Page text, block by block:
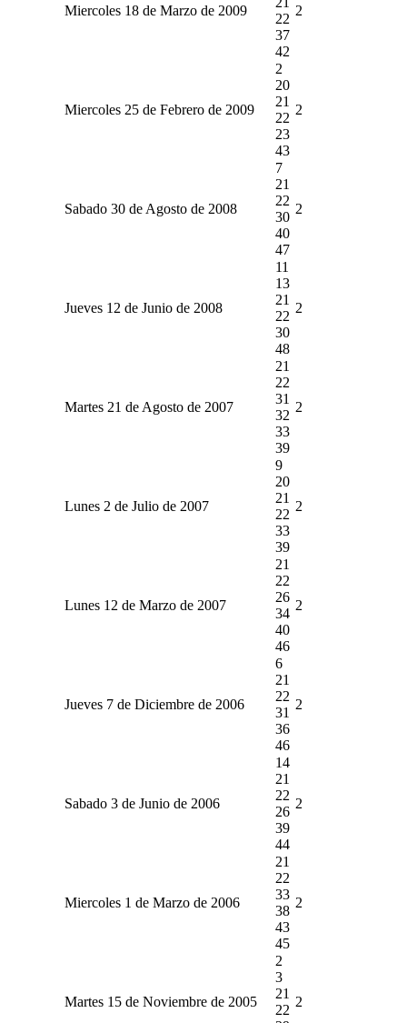
Miercoles 18 de Marzo de 2009
22
37
42
2
Miercoles 25 de Febrero de 2009
2
20
21
22
23
43
2
Sabado 30 de Agosto de 2008
7
21
22
30
40
47
2
Jueves 12 de Junio de 2008
11
13
21
22
30
48
2
Martes 21 de Agosto de 2007
21
22
31
32
33
39
2
Lunes 2 de Julio de 2007
9
20
21
22
33
39
2
Lunes 12 de Marzo de 2007
21
22
26
34
40
46
2
Jueves 7 de Diciembre de 2006
6
21
22
31
36
46
2
Sabado 3 de Junio de 2006
14
21
22
26
39
44
2
Miercoles 1 de Marzo de 2006
21
22
33
38
43
45
2
Martes 15 de Noviembre de 2005
2
3
21
22
2